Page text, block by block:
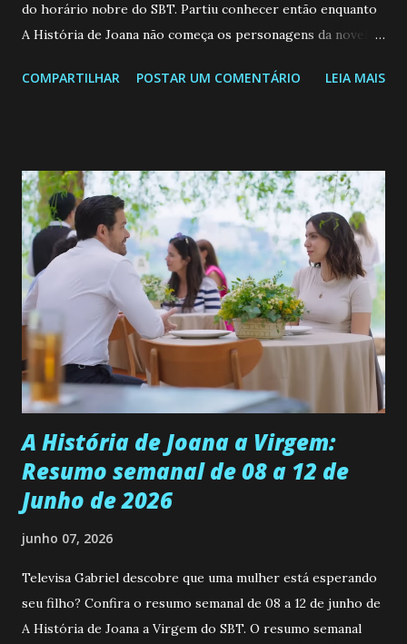
do horário nobre do SBT. Partiu conhecer então enquanto
A História de Joana não começa os personagens da novela?
de 25/05/26 a 31/05/26 JOANA GUADALUPE (Camila
permanecer virgem até encontrar o homem que realmente
ama, o que não é fácil, já que dedica todas as suas energias a
se aprimorar, trabalhando, estudando e se orgulhando de
ser a primeira mulher da família a ingressar na
universidade. Ela tem uma personalidade muito alegre, é
muito madura para a idade, determinada, criativa e
empática. Detesta injustiças e é uma ótima amiga. Pode ser
teimosa e muito persistente quando decide fazer algo.
Durante um exame ginecológico, ela é inseminada por eng...
COMPARTILHAR POSTAR UM COMENTÁRIO LEIA MAIS
A História de Joana a Virgem:
Resumo semanal de 08 a 12 de
Junho de 2026
junho 07, 2026
Televisa Gabriel descobre que uma mulher está esperando
seu filho? Confira o resumo semanal de 08 a 12 de junho de
A História de Joana a Virgem do SBT. O resumo semanal